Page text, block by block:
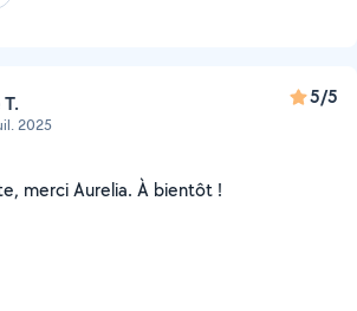
2025
5/5
merci Aurelia. À bientôt !